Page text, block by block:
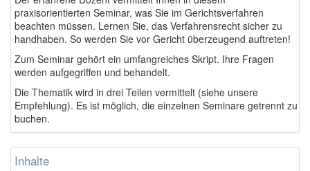
praxisorientierten Seminar, was Sie im Gerichtsverfahren
beachten müssen. Lernen Sie, das Verfahrensrecht sicher zu
handhaben. So werden Sie vor Gericht überzeugend auftreten!
Zum Seminar gehört ein umfangreiches Skript. Ihre Fragen
werden aufgegriffen und behandelt.
Die Thematik wird in drei Teilen vermittelt (siehe unsere
Empfehlung). Es ist möglich, die einzelnen Seminare getrennt zu
buchen.
Inhalte